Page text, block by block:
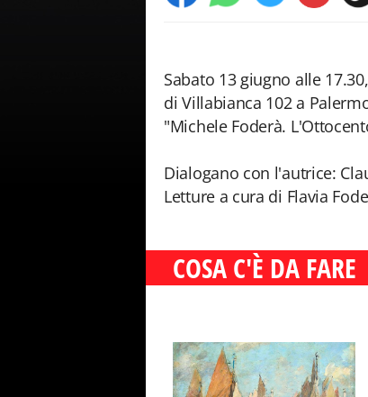
Sabato 13 giugno alle
di Villabianca 102 a
"Michele Foderà.
Dialogano con l'autrice:
Letture a cura di Flavia
COSA C'È DA FARE